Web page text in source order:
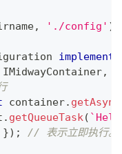
, './config' )
implements
IMidwayContainer,
container. getAsync
. getQueueTask( `
}) ;
// 表示立即执行。